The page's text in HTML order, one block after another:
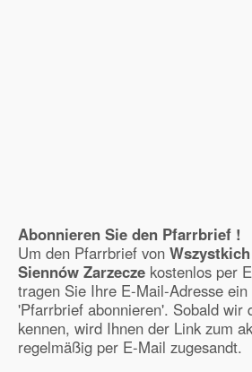
Abonnieren Sie den Pfarrbrief !
Um den Pfarrbrief von
Siennów Zarzecze kostenlos per
tragen Sie Ihre E-Mail-Adresse
'Pfarrbrief abonnieren'. Sobald wir
kennen, wird Ihnen der Link zum
regelmäßig per E-Mail zugesandt.